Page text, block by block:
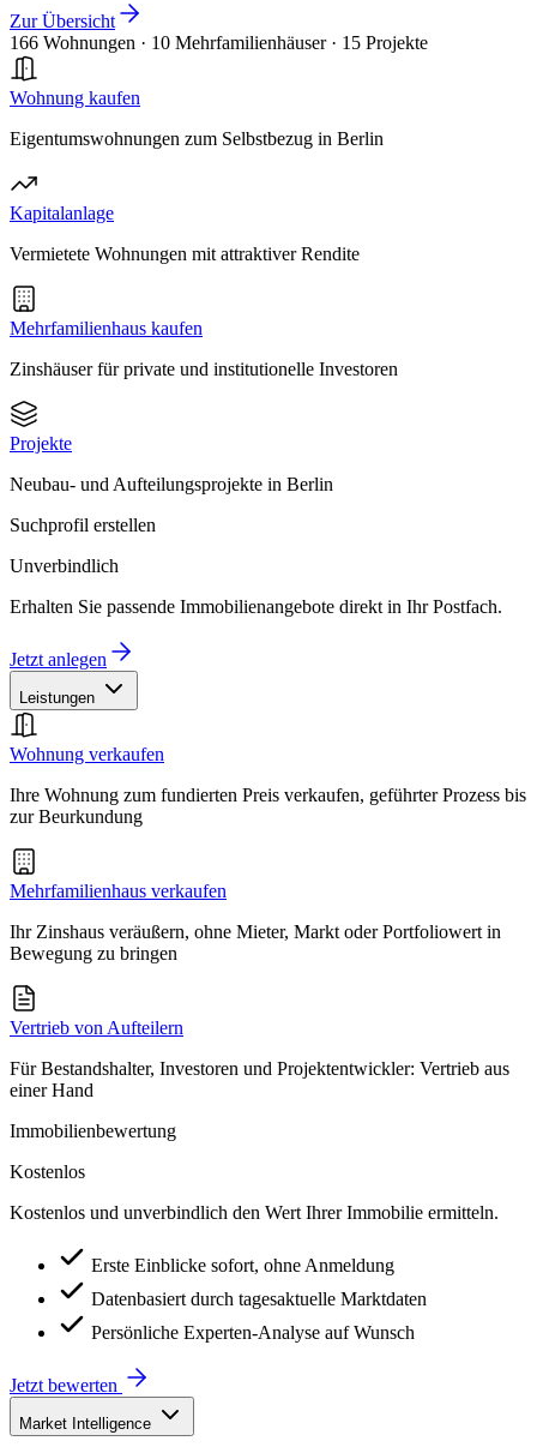
Zur Übersicht
166 Wohnungen · 10 Mehrfamilienhäuser · 15 Projekte
Wohnung kaufen
Eigentumswohnungen zum Selbstbezug in Berlin
Kapitalanlage
Vermietete Wohnungen mit attraktiver Rendite
Mehrfamilienhaus kaufen
Zinshäuser für private und institutionelle Investoren
Projekte
Neubau- und Aufteilungsprojekte in Berlin
Suchprofil erstellen
Unverbindlich
Erhalten Sie passende Immobilienangebote direkt in Ihr Postfach.
Jetzt anlegen
Leistungen
Wohnung verkaufen
Ihre Wohnung zum fundierten Preis verkaufen, geführter Prozess bis
zur Beurkundung
Mehrfamilienhaus verkaufen
Ihr Zinshaus veräußern, ohne Mieter, Markt oder Portfoliowert in
Bewegung zu bringen
Vertrieb von Aufteilern
Für Bestandshalter, Investoren und Projektentwickler: Vertrieb aus
einer Hand
Immobilienbewertung
Kostenlos
Kostenlos und unverbindlich den Wert Ihrer Immobilie ermitteln.
Erste Einblicke sofort, ohne Anmeldung
Datenbasiert durch tagesaktuelle Marktdaten
Persönliche Experten-Analyse auf Wunsch
Jetzt bewerten
Market Intelligence